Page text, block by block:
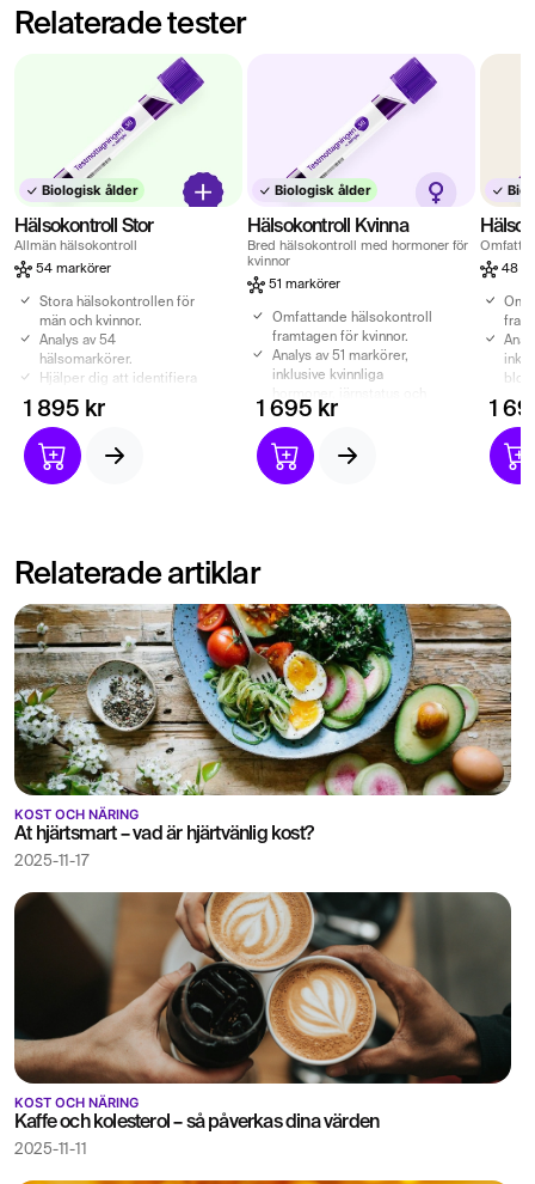
Relaterade tester
Biologisk ålder
Hälsokontroll Stor
Allmän hälsokontroll
54 markörer
Stora hälsokontrollen för
män och kvinnor.
Analys av 54
hälsomarkörer.
Hjälper dig att identifiera
avvikande blodvärden.
Biologisk ålder ingår.
1 895 kr
Biologisk ålder
Hälsokontroll Kvinna
Bred hälsokontroll med hormoner för
kvinnor
51 markörer
Omfattande hälsokontroll
framtagen för kvinnor.
Analys av 51 markörer,
inklusive kvinnliga
sköldkörtel.
Hjälper dig att upptäcka
avvikande blodvärden och
riskfaktorer.
1 695 kr
48
och
1
Relaterade artiklar
KOST OCH NÄRING
Ät hjärtsmart – vad är hjärtvänlig kost?
2025-11-17
KOST OCH NÄRING
Kaffe och kolesterol – så påverkas dina värden
2025-11-11